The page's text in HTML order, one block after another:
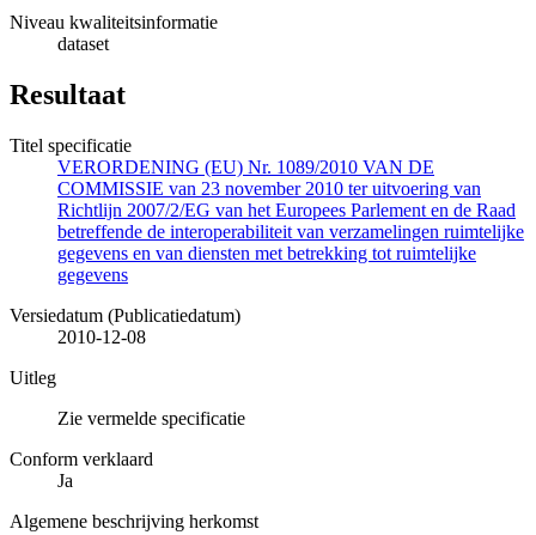
Niveau kwaliteitsinformatie
dataset
Resultaat
Titel specificatie
VERORDENING (EU) Nr. 1089/2010 VAN DE
COMMISSIE van 23 november 2010 ter uitvoering van
Richtlijn 2007/2/EG van het Europees Parlement en de Raad
betreffende de interoperabiliteit van verzamelingen ruimtelijke
gegevens en van diensten met betrekking tot ruimtelijke
gegevens
Versiedatum (Publicatiedatum)
2010-12-08
Uitleg
Zie vermelde specificatie
Conform verklaard
Ja
Algemene beschrijving herkomst